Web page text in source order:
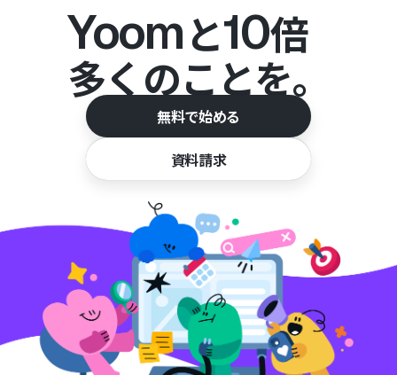
Yoomと10倍
多くのことを。
無料で始める
資料請求